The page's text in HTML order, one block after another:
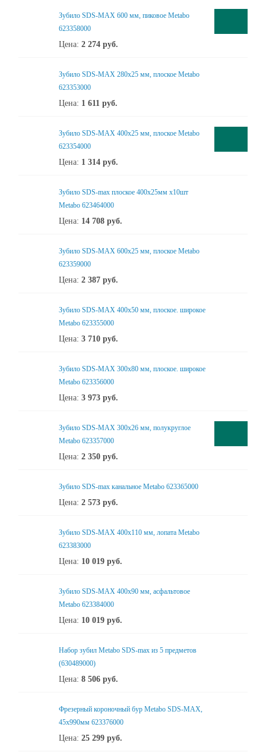
Зубило SDS-MAX 600 мм, пиковое Metabo
623358000
Цена: 2 274 руб.
Зубило SDS-MAX 280х25 мм, плоское Metabo
623353000
Цена: 1 611 руб.
Зубило SDS-MAX 400х25 мм, плоское Metabo
623354000
Цена: 1 314 руб.
Зубило SDS-max плоское 400х25мм х10шт
Metabo 623464000
Цена: 14 708 руб.
Зубило SDS-MAX 600х25 мм, плоское Metabo
623359000
Цена: 2 387 руб.
Зубило SDS-MAX 400х50 мм, плоское. широкое
Metabo 623355000
Цена: 3 710 руб.
Зубило SDS-MAX 300х80 мм, плоское. широкое
Metabo 623356000
Цена: 3 973 руб.
Зубило SDS-MAX 300х26 мм, полукруглое
Metabo 623357000
Цена: 2 350 руб.
Зубило SDS-max канальное Metabo 623365000
Цена: 2 573 руб.
Зубило SDS-MAX 400x110 мм, лопата Metabo
623383000
Цена: 10 019 руб.
Зубило SDS-MAX 400x90 мм, асфальтовое
Metabo 623384000
Цена: 10 019 руб.
Набор зубил Metabo SDS-max из 5 предметов
(630489000)
Цена: 8 506 руб.
Фрезерный короночный бур Metabo SDS-MAX,
45х990мм 623376000
Цена: 25 299 руб.